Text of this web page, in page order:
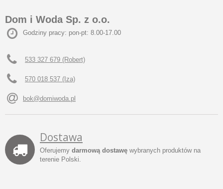
Dom i Woda Sp. z o.o.
Godziny pracy: pon-pt: 8.00-17.00
533 327 679 (Robert)
570 018 537 (Iza)
bok@domiwoda.pl
Dostawa
Oferujemy darmową dostawę wybranych produktów na
terenie Polski.